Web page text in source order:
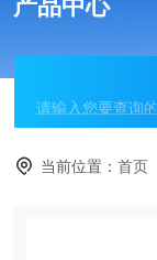
产品中心
当前位置：首页